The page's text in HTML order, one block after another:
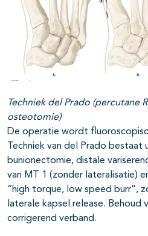
Techniek del Prado (percutane
osteotomie)
De operatie wordt
Techniek van del Prado bestaat
bunionectomie, distale
van MT 1 (zonder lateralisatie)
“high torque, low speed burr”,
laterale kapsel release. Behoud
corrigerend verband.